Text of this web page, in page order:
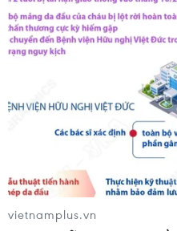
CƠ QUAN CHỦ QUẢN: THÔNG TẤN
Tổng Biên tập: TRẦN TIẾN
Phó Tổng Biên tập:
Sở hữu trí tuệ
vietnamplus.vn